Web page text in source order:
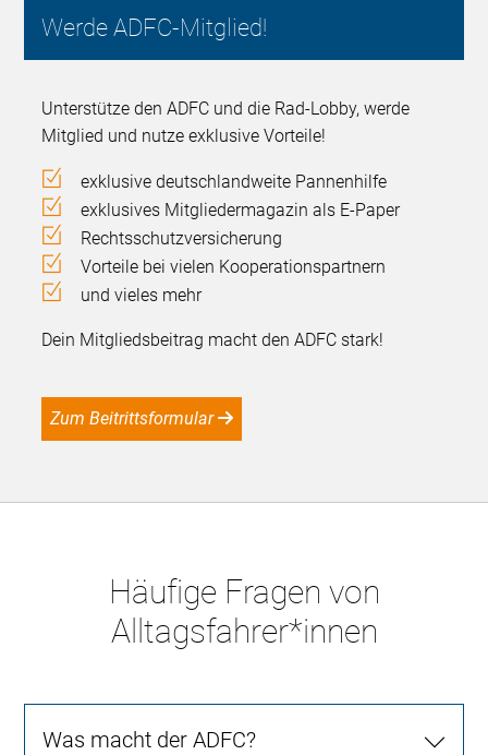
Werde ADFC-Mitglied!
Unterstütze den ADFC und die Rad-Lobby, werde
Mitglied und nutze exklusive Vorteile!
exklusive deutschlandweite Pannenhilfe
exklusives Mitgliedermagazin als E-Paper
Rechtsschutzversicherung
Vorteile bei vielen Kooperationspartnern
und vieles mehr
Dein Mitgliedsbeitrag macht den ADFC stark!
Zum Beitrittsformular
Häufige Fragen von
Alltagsfahrer*innen
Was macht der ADFC?